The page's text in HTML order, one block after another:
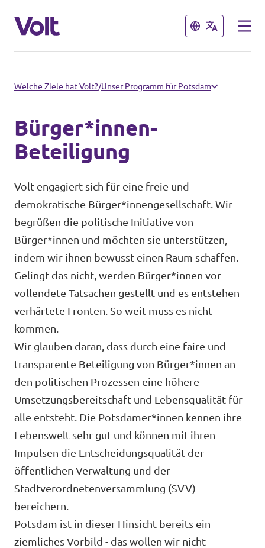
Schließen
Volt in Brandenburg
Lokale Teams
Potsdam
Volt in Deutschland
Website
Volt in deinem Bundesland
Volt Deutschland Merchandise Shop
Schließen
Programm
Menschen
Neuigkeiten
Unsere Events
Presse
Volt Brandenburg in den Medien
Mache bei uns mit!
Volt vor Ort
Deine Spende für Volt!
Jobs bei Volt
Welche Ziele hat Volt?/Unser Programm für Potsdam
Bürger*innen-
Beteiligung
Volt engagiert sich für eine freie und
demokratische Bürger*innengesellschaft. Wir
begrüßen die politische Initiative von
Bürger*innen und möchten sie unterstützen,
indem wir ihnen bewusst einen Raum schaffen.
Gelingt das nicht, werden Bürger*innen vor
vollendete Tatsachen gestellt und es entstehen
verhärtete Fronten. So weit muss es nicht
kommen.
Wir glauben daran, dass durch eine faire und
transparente Beteiligung von Bürger*innen an
den politischen Prozessen eine höhere
Umsetzungsbereitschaft und Lebensqualität für
alle entsteht. Die Potsdamer*innen kennen ihre
Lebenswelt sehr gut und können mit ihren
Impulsen die Entscheidungsqualität der
öffentlichen Verwaltung und der
Stadtverordnetenversammlung (SVV)
bereichern.
Potsdam ist in dieser Hinsicht bereits ein
ziemliches Vorbild - das wollen wir nicht